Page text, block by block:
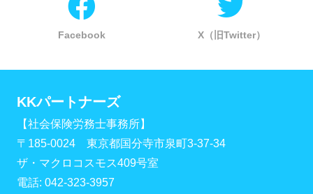
Facebook X（旧Twitter）
KKパートナーズ
【社会保険労務士事務所】
〒185-0024 東京都国分寺市泉町3-37-34
ザ・マクロコスモス409号室
電話: 042-323-3957